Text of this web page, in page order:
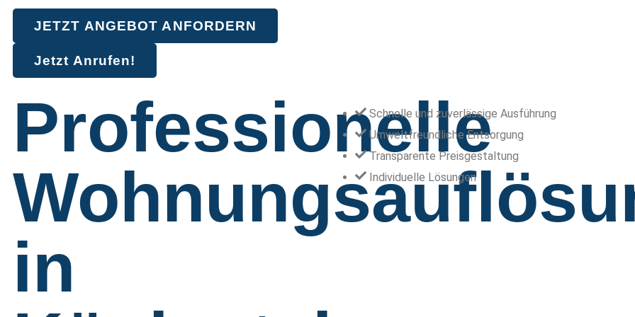
JETZT ANGEBOT ANFORDERN
Jetzt Anrufen!
Professionelle
in
Schnelle und zuverlässige Ausführung
Umweltfreundliche Entsorgung
Transparente Preisgestaltung
Individuelle Lösungen